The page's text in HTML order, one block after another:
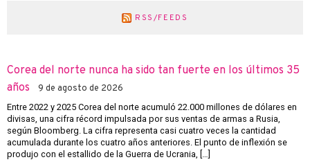
RSS/FEEDS
Corea del norte nunca ha sido tan fuerte en los últimos 35
años
9 de agosto de 2026
Entre 2022 y 2025 Corea del norte acumuló 22.000 millones de dólares en
divisas, una cifra récord impulsada por sus ventas de armas a Rusia,
según Bloomberg. La cifra representa casi cuatro veces la cantidad
acumulada durante los cuatro años anteriores. El punto de inflexión se
produjo con el estallido de la Guerra de Ucrania, […]